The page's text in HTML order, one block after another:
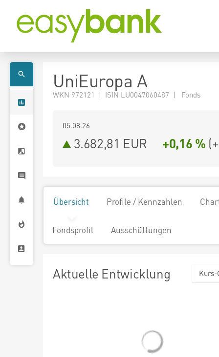
UniEuropa A
WKN 972121 | ISIN LU0047060487 | Fonds
05.08.26
3.682,81 EUR +0,16 % (
Übersicht Profile / Kennzahlen
Fondsprofil Ausschüttungen
Aktuelle Entwicklung Kurs-